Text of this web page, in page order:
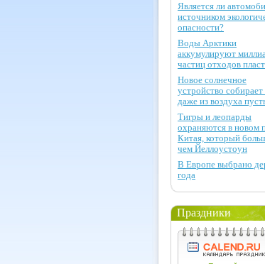
Является ли
источником
опасности?
Воды Арктики
аккумулируют
частиц отходов
Новое солнечное
устройство
даже из воздуха
Тигры и леопарды
охраняются в новом
Китая, который
чем Йеллоустоун
В Европе выбрано
года
Праздники